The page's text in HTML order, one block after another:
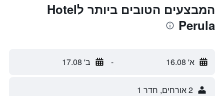
המבצעים הטובים ביותר לHotel
Perula
א' 16.08 - ב' 17.08
2 אורחים, חדר 1